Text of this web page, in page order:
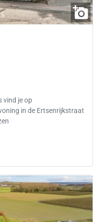
vind je op
in de Ertsenrijkstraat